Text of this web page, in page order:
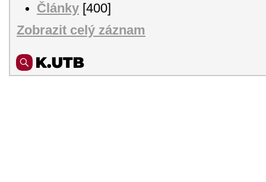
Články [400]
Zobrazit celý záznam